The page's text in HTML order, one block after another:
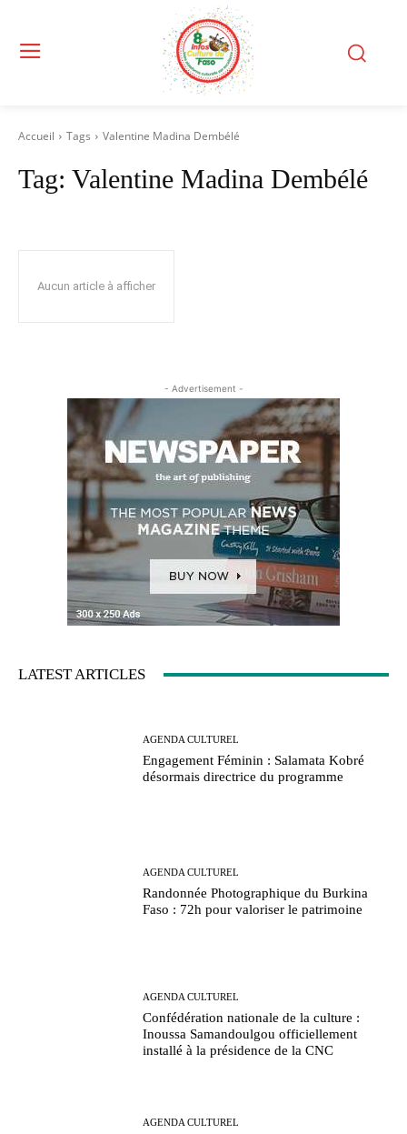
Accueil Tags Valentine Madina Dembélé
Tag: Valentine Madina Dembélé
Aucun article à afficher
- Advertisement -
LATEST ARTICLES
AGENDA CULTUREL
Engagement Féminin : Salamata Kobré
désormais directrice du programme
AGENDA CULTUREL
Randonnée Photographique du Burkina
Faso : 72h pour valoriser le patrimoine
AGENDA CULTUREL
Confédération nationale de la culture :
Inoussa Samandoulgou officiellement
installé à la présidence de la CNC
AGENDA CULTUREL